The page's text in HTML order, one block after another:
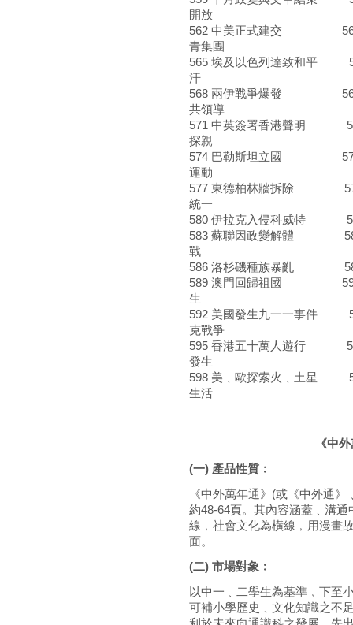
開放
562 中美正式建交 563
青集團
565 埃及以色列達致和平
汗
568 兩伊戰爭爆發 569
共領導
571 中英簽署香港聲明
探親
574 巴勒斯坦立國 575
運動
577 東德柏林牆拆除 578
統一
580 伊拉克入侵科威特
583 蘇聯因政變解體
戰
586 洛杉磯種族暴亂 587
589 澳門回歸祖國 590
生
592 美國發生九一一事件
克戰爭
595 香港五十萬人遊行
發生
598 美﹑歐探索火﹑土星
生活
《中外萬年通
(一) 產品性質﹕
《中外萬年通》(或《中外通
約48-64頁。其內容涵蓋﹑溝
線﹐社會文化為橫線﹐用漫畫
面。
(二) 市場對象﹕
以中一﹑二學生為基準﹐下至
可補小學歷史﹑文化知識之不